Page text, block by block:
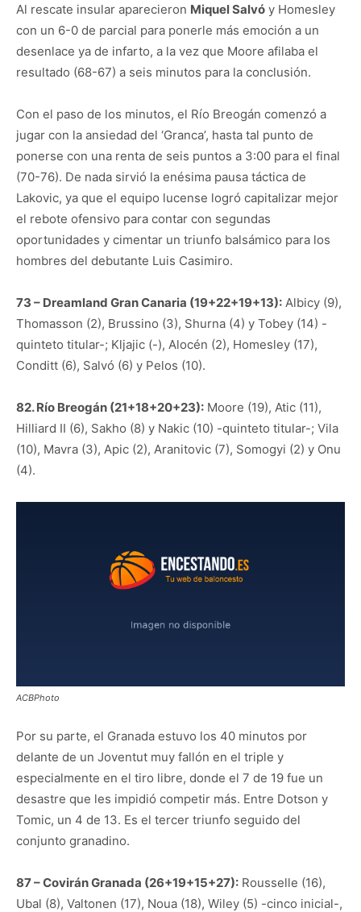
Al rescate insular aparecieron Miquel Salvó y Homesley
con un 6-0 de parcial para ponerle más emoción a un
desenlace ya de infarto, a la vez que Moore afilaba el
resultado (68-67) a seis minutos para la conclusión.
Con el paso de los minutos, el Río Breogán comenzó a
jugar con la ansiedad del ‘Granca’, hasta tal punto de
ponerse con una renta de seis puntos a 3:00 para el final
(70-76). De nada sirvió la enésima pausa táctica de
Lakovic, ya que el equipo lucense logró capitalizar mejor
el rebote ofensivo para contar con segundas
oportunidades y cimentar un triunfo balsámico para los
hombres del debutante Luis Casimiro.
73 – Dreamland Gran Canaria (19+22+19+13): Albicy (9),
Thomasson (2), Brussino (3), Shurna (4) y Tobey (14) -
quinteto titular-; Kljajic (-), Alocén (2), Homesley (17),
Conditt (6), Salvó (6) y Pelos (10).
82. Río Breogán (21+18+20+23): Moore (19), Atic (11),
Hilliard II (6), Sakho (8) y Nakic (10) -quinteto titular-; Vila
(10), Mavra (3), Apic (2), Aranitovic (7), Somogyi (2) y Onu
(4).
ACBPhoto
Por su parte, el Granada estuvo los 40 minutos por
delante de un Joventut muy fallón en el triple y
especialmente en el tiro libre, donde el 7 de 19 fue un
desastre que les impidió competir más. Entre Dotson y
Tomic, un 4 de 13. Es el tercer triunfo seguido del
conjunto granadino.
87 – Covirán Granada (26+19+15+27): Rousselle (16),
Ubal (8), Valtonen (17), Noua (18), Wiley (5) -cinco inicial-,